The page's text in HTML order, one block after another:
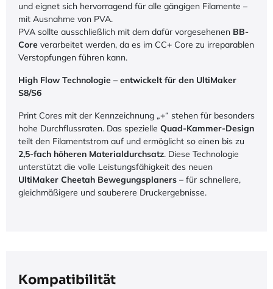
und eignet sich hervorragend für alle gängigen Filamente –
mit Ausnahme von PVA.
PVA sollte ausschließlich mit dem dafür vorgesehenen BB-
Core verarbeitet werden, da es im CC+ Core zu irreparablen
Verstopfungen führen kann.
High Flow Technologie – entwickelt für den UltiMaker
S8/S6
Print Cores mit der Kennzeichnung „+“ stehen für besonders
hohe Durchflussraten. Das spezielle Quad-Kammer-Design
teilt den Filamentstrom auf und ermöglicht so einen bis zu
2,5-fach höheren Materialdurchsatz. Diese Technologie
unterstützt die volle Leistungsfähigkeit des neuen
UltiMaker Cheetah Bewegungsplaners – für schnellere,
gleichmäßigere und sauberere Druckergebnisse.
Kompatibilität